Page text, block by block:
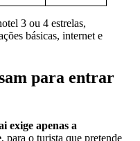
3 ou 4 estrelas,
básicas, internet e
para entrar
exige apenas a
, para o turista que pretende